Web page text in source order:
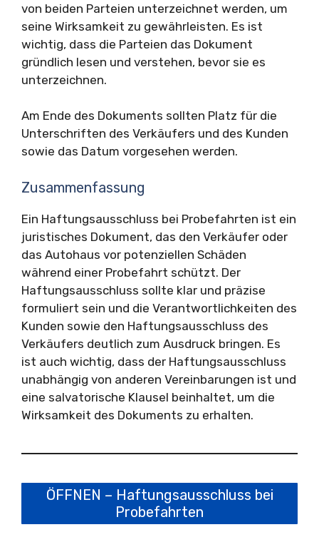
von beiden Parteien unterzeichnet werden, um
seine Wirksamkeit zu gewährleisten. Es ist
wichtig, dass die Parteien das Dokument
gründlich lesen und verstehen, bevor sie es
unterzeichnen.
Am Ende des Dokuments sollten Platz für die
Unterschriften des Verkäufers und des Kunden
sowie das Datum vorgesehen werden.
Zusammenfassung
Ein Haftungsausschluss bei Probefahrten ist ein
juristisches Dokument, das den Verkäufer oder
das Autohaus vor potenziellen Schäden
während einer Probefahrt schützt. Der
Haftungsausschluss sollte klar und präzise
formuliert sein und die Verantwortlichkeiten des
Kunden sowie den Haftungsausschluss des
Verkäufers deutlich zum Ausdruck bringen. Es
ist auch wichtig, dass der Haftungsausschluss
unabhängig von anderen Vereinbarungen ist und
eine salvatorische Klausel beinhaltet, um die
Wirksamkeit des Dokuments zu erhalten.
ÖFFNEN – Haftungsausschluss bei
Probefahrten